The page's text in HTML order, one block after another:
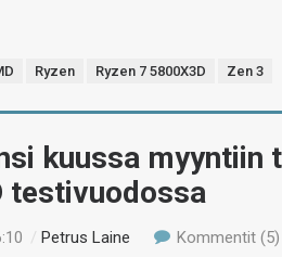
Ryzen Ryzen 7 5800X3D Zen 3
kuussa myyntiin
testivuodossa
/Petrus Laine Kommentit (5)